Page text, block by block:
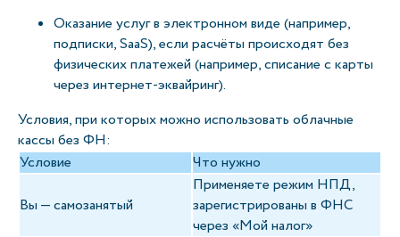
Оказание услуг в электронном виде (например,
подписки, SaaS), если расчёты происходят без
физических платежей (например, списание с карты
через интернет-эквайринг).
Условия, при которых можно использовать облачные
кассы без ФН:
Условие
Что нужно
Вы — самозанятый
Применяете режим НПД,
зарегистрированы в ФНС
через «Мой налог»